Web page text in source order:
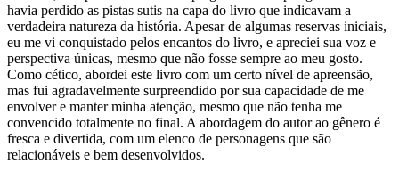
havia perdido as pistas sutis na capa do livro que indicavam a
verdadeira natureza da história. Apesar de algumas reservas iniciais,
eu me vi conquistado pelos encantos do livro, e apreciei sua voz e
perspectiva únicas, mesmo que não fosse sempre ao meu gosto.
Como cético, abordei este livro com um certo nível de apreensão,
mas fui agradavelmente surpreendido por sua capacidade de me
envolver e manter minha atenção, mesmo que não tenha me
convencido totalmente no final. A abordagem do autor ao gênero é
fresca e divertida, com um elenco de personagens que são
relacionáveis e bem desenvolvidos.